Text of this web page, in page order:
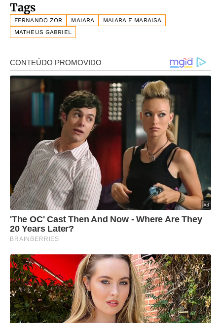
Tags
FERNANDO ZOR MAIARA
MAIARA E MARAISA
MATHEUS GABRIEL